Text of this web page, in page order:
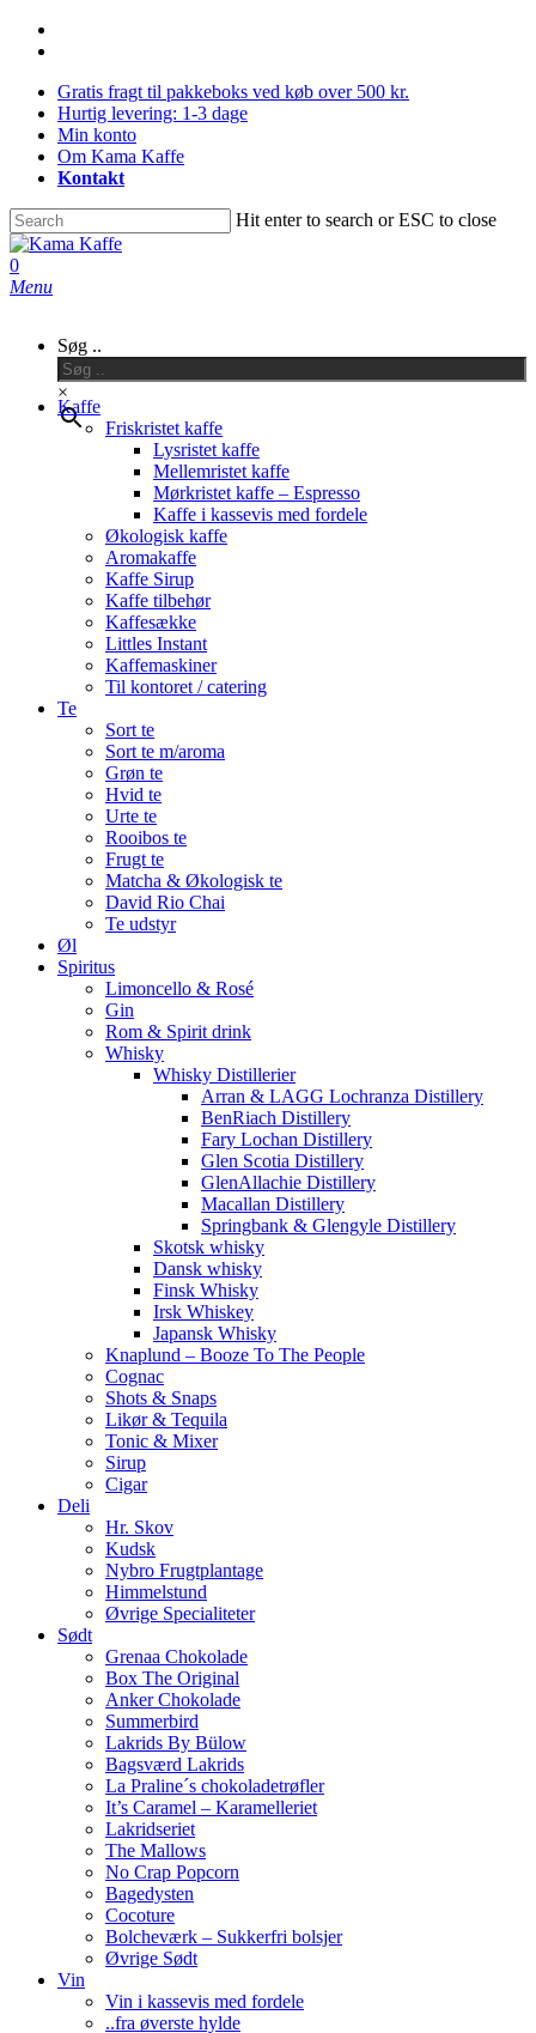
Skip
contentGratis fragt til pakkeboks ved køb over 500 kr.
Hurtig levering: 1-3 dage
Min konto
Om Kama Kaffe
Kontakt
Hit enter to search or ESC to close
Close
Search
0
Menu
Søg ..
×
Kaffe
Friskristet kaffe
Lysristet kaffe
Mellemristet kaffe
Mørkristet kaffe – Espresso
Kaffe i kassevis med fordele
Økologisk kaffe
Aromakaffe
Kaffe Sirup
Kaffe tilbehør
Kaffesække
Littles Instant
Kaffemaskiner
Til kontoret / catering
Te
Sort te
Sort te m/aroma
Grøn te
Hvid te
Urte te
Rooibos te
Frugt te
Matcha & Økologisk te
David Rio Chai
Te udstyr
Øl
Spiritus
Limoncello & Rosé
Gin
Rom & Spirit drink
Whisky
Whisky Distillerier
Arran & LAGG Lochranza Distillery
BenRiach Distillery
Fary Lochan Distillery
Glen Scotia Distillery
GlenAllachie Distillery
Macallan Distillery
Springbank & Glengyle Distillery
Skotsk whisky
Dansk whisky
Finsk Whisky
Irsk Whiskey
Japansk Whisky
Knaplund – Booze To The People
Cognac
Shots & Snaps
Likør & Tequila
Tonic & Mixer
Sirup
Cigar
Deli
Hr. Skov
Kudsk
Nybro Frugtplantage
Himmelstund
Øvrige Specialiteter
Sødt
Grenaa Chokolade
Box The Original
Anker Chokolade
Summerbird
Lakrids By Bülow
Bagsværd Lakrids
La Praline´s chokoladetrøfler
It’s Caramel – Karamelleriet
Lakridseriet
The Mallows
No Crap Popcorn
Bagedysten
Cocoture
Bolcheværk – Sukkerfri bolsjer
Øvrige Sødt
Vin
Vin i kassevis med fordele
..fra øverste hylde